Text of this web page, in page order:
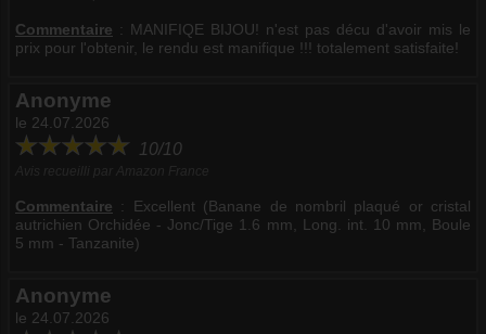
Commentaire : MANIFIQE BIJOU! n'est pas décu d'avoir mis le
prix pour l'obtenir, le rendu est manifique !!! totalement satisfaite!
Anonyme
le 24.07.2026
10/10
Commentaire : Excellent (Banane de nombril plaqué or cristal
autrichien Orchidée - Jonc/Tige 1.6 mm, Long. int. 10 mm, Boule
5 mm - Tanzanite)
Anonyme
le 24.07.2026